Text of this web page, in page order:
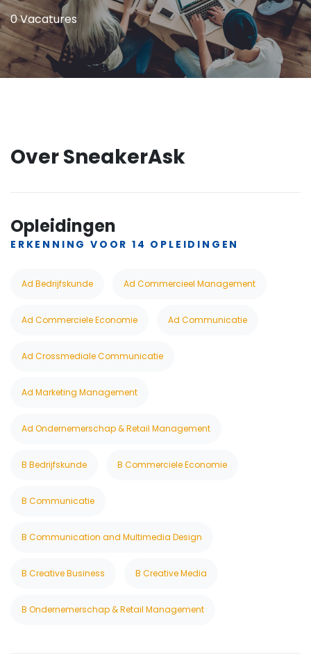
0 Vacatures
Over SneakerAsk
Opleidingen
ERKENNING VOOR 14 OPLEIDINGEN
Ad Bedrijfskunde Ad Commercieel Management
Ad Commerciele Economie Ad Communicatie
Ad Crossmediale Communicatie
Ad Marketing Management
Ad Ondernemerschap & Retail Management
B Bedrijfskunde B Commerciele Economie
B Communicatie
B Communication and Multimedia Design
B Creative Business B Creative Media
B Ondernemerschap & Retail Management